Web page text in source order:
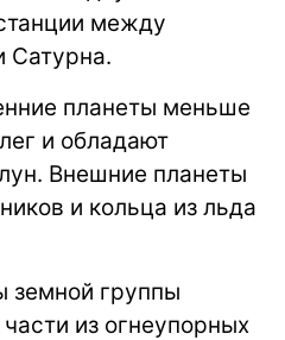
между
Сатурна.
планеты меньше
и обладают
Внешние планеты
и кольца из льда
земной группы
из огнеупорных